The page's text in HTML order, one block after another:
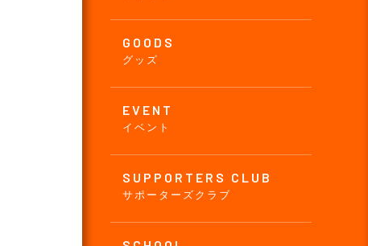
GOODS
グッズ
EVENT
イベント
SUPPORTERS CLUB
サポーターズクラブ